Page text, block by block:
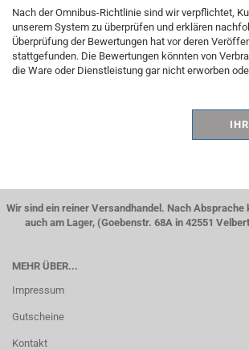
Nach der Omnibus-Richtlinie sind wir verpflichtet,
unserem System zu überprüfen und erklären
Überprüfung der Bewertungen hat vor deren
stattgefunden. Die Bewertungen könnten von
die Ware oder Dienstleistung gar nicht erworben
Wir sind ein reiner Versandhandel. Nach Absprache
auch am Lager, (Goebenstr. 68A in 42551
MEHR ÜBER...
Impressum
Gutscheine
Kontakt